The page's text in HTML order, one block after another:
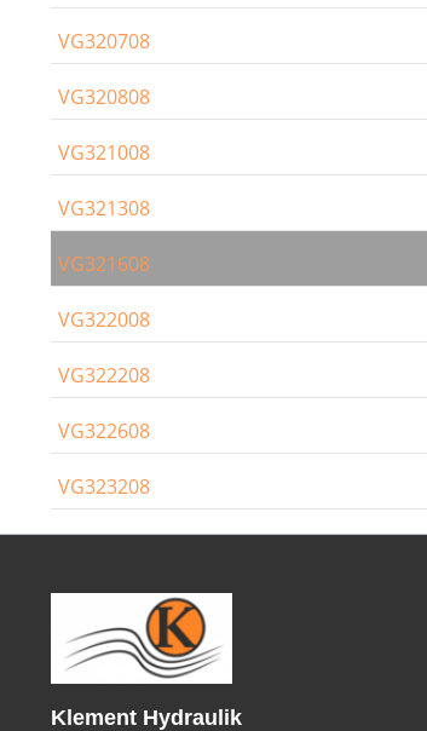
VG320708
VG320808
VG321008
VG321308
VG321608
VG322008
VG322208
VG322608
VG323208
Klement Hydraulik